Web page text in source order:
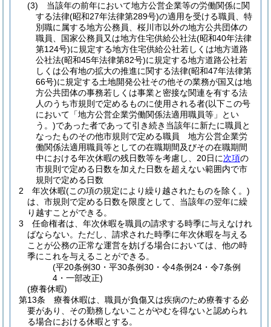
(3)
当該年の前年において地方公営企業等の労働関係に関
する法律(昭和27年法律第289号)の適用を受ける職員、特
別職に属する地方公務員、桜川市以外の地方公共団体の
職員、国家公務員又は地方住宅供給公社法(昭和40年法律
第124号)に規定する地方住宅供給公社若しくは地方道路
公社法(昭和45年法律第82号)に規定する地方道路公社若
しくは公有地の拡大の推進に関する法律(昭和47年法律第
66号)に規定する土地開発公社その他その業務が国又は地
方公共団体の事務若しくは事業と密接な関連を有する法
人のうち市規則で定めるものに使用される者(以下この号
において「地方公営企業労働関係法適用職員等」とい
う。)であった者であって引き続き当該年に新たに職員と
なったものその他市規則で定める職員 地方公営企業労
働関係法適用職員等としての在職期間及びその在職期間
中における年次休暇の残日数等を考慮し、20日に次項の
市規則で定める日数を加えた日数を超えない範囲内で市
規則で定める日数
2
年次休暇(この項の規定により繰り越されたものを除く。)
は、市規則で定める日数を限度として、当該年の翌年に繰
り越すことができる。
3
任命権者は、年次休暇を職員の請求する時季に与えなけれ
ばならない。 ただし、請求された時季に年次休暇を与える
ことが公務の正常な運営を妨げる場合においては、他の時
季にこれを与えることができる。
(平20条例30・平30条例30・令4条例24・令7条例
4・一部改正)
(療養休暇)
第13条
療養休暇は、職員が負傷又は疾病のため療養する必
要があり、その勤務しないことがやむを得ないと認められ
る場合における休暇とする。